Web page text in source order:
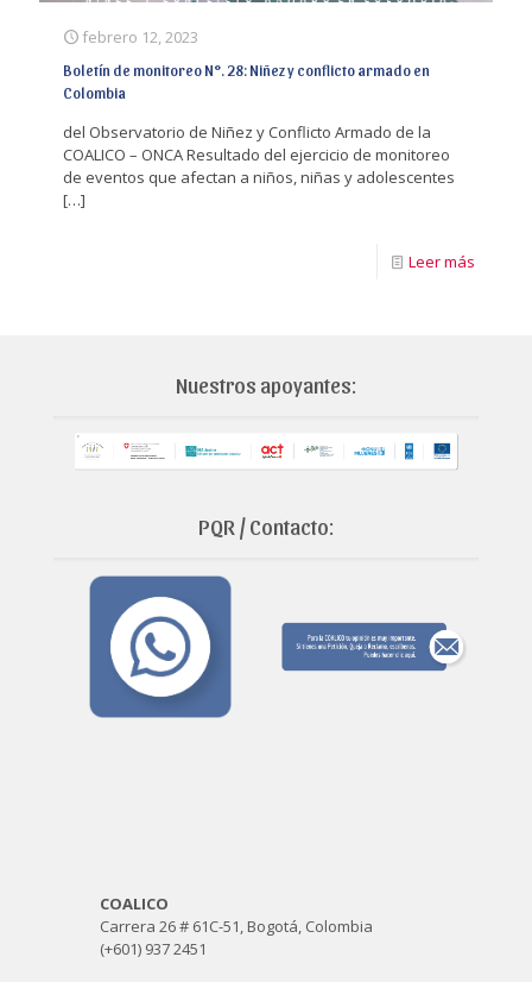
febrero 12, 2023
Boletín de monitoreo N°. 28: Niñez y conflicto armado en
Colombia
del Observatorio de Niñez y Conflicto Armado de la
COALICO – ONCA Resultado del ejercicio de monitoreo
de eventos que afectan a niños, niñas y adolescentes
[…]
Leer más
Nuestros apoyantes:
PQR / Contacto:
COALICO
Carrera 26 # 61C-51, Bogotá, Colombia
(+601) 937 2451